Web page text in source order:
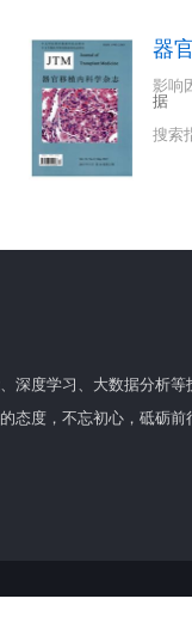
器
影响
据
搜索
深度学习、大数据分析
态度，不忘初心，砥砺前